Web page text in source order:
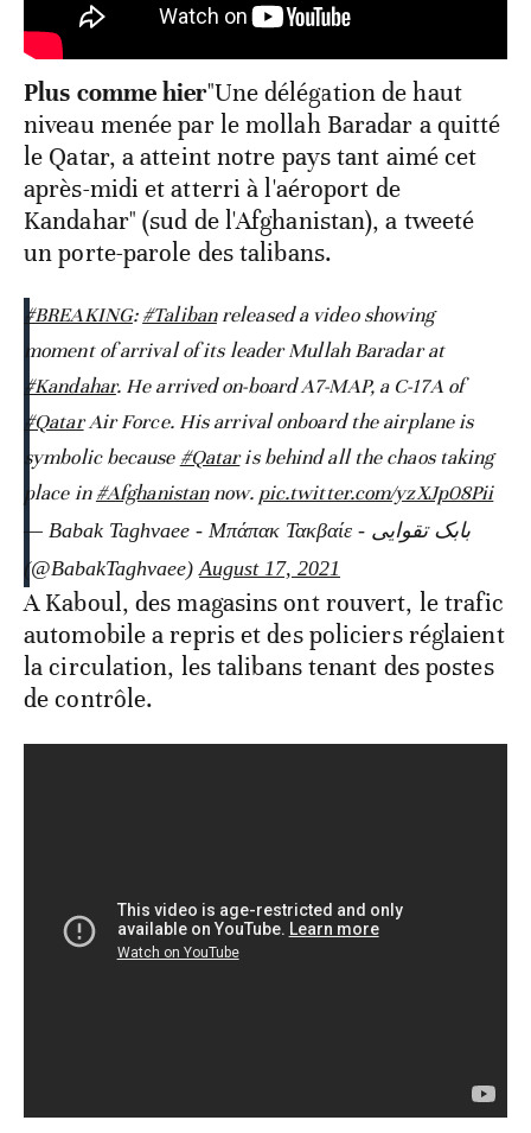
Plus comme hier"Une délégation de haut
niveau menée par le mollah Baradar a quitté
le Qatar, a atteint notre pays tant aimé cet
après-midi et atterri à l'aéroport de
Kandahar" (sud de l'Afghanistan), a tweeté
un porte-parole des talibans.
#BREAKING:#Talibanreleased a video showing
moment of arrival of its leader Mullah Baradar at
#Kandahar. He arrived on-board A7-MAP, a C-17A of
#QatarAir Force. His arrival onboard the airplane is
symbolic because #Qataris behind all the chaos taking
place in#Afghanistannow. pic.twitter.com/yzXJp08Pii
— Babak Taghvaee - Μπάπακ Τακβαίε - بابک تقوایی
(@BabakTaghvaee) August 17, 2021
A Kaboul, des magasins ont rouvert, le trafic
automobile a repris et des policiers réglaient
la circulation, les talibans tenant des postes
de contrôle.